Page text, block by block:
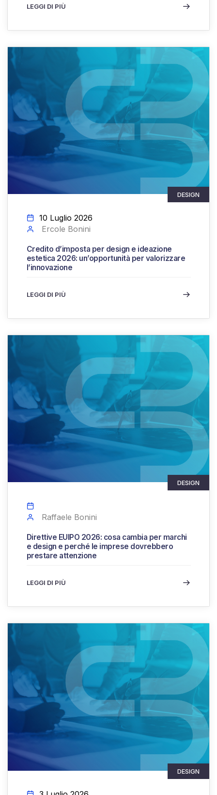
LEGGI DI PIÙ
10 Luglio 2026
Ercole Bonini
DESIGN
Credito d’imposta per design e ideazione
estetica 2026: un’opportunità per valorizzare
l’innovazione
LEGGI DI PIÙ
Raffaele Bonini
DESIGN
Direttive EUIPO 2026: cosa cambia per marchi
e design e perché le imprese dovrebbero
prestare attenzione
LEGGI DI PIÙ
DESIGN